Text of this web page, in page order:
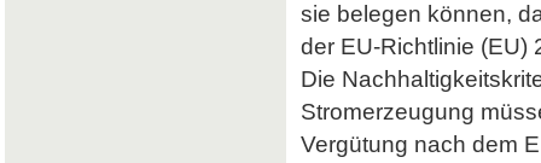
sie belegen können,
der EU-Richtlinie (EU)
Die
Stromerzeugung
Vergütung nach dem